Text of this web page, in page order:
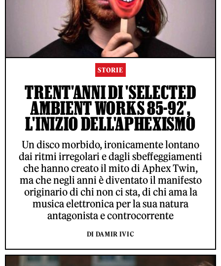
STORIE
TRENT'ANNI DI 'SELECTED
AMBIENT WORKS 85-92',
L'INIZIO DELL'APHEXISMO
Un disco morbido, ironicamente lontano
dai ritmi irregolari e dagli sbeffeggiamenti
che hanno creato il mito di Aphex Twin,
ma che negli anni è diventato il manifesto
originario di chi non ci sta, di chi ama la
musica elettronica per la sua natura
antagonista e controcorrente
DI DAMIR IVIC